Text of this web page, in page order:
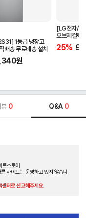
1등급 냉장고
배송 무료배송 설치
원
[LG전자/
오브제컬렉
베이지 LG
25%
뷰 0 Q&A 0
트스토어
사이트는 운영하고 있지 않습니
센터로 신고해주세요.